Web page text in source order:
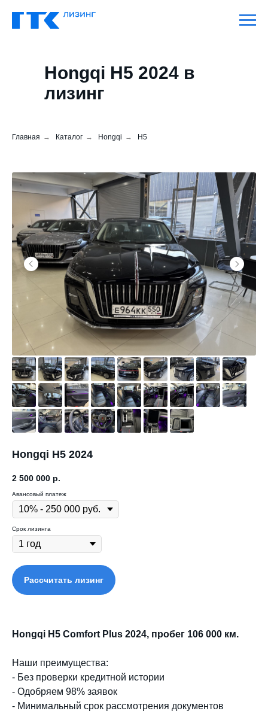
Hongqi H5 2024 в
лизинг
Главная → Каталог → Hongqi → H5
Hongqi H5 2024
2 500 000 р.
Авансовый платеж
Срок лизинга
Рассчитать лизинг
Hongqi H5 Comfort Plus 2024, пробег 106 000 км.
Наши преимущества:
- Без проверки кредитной истории
- Одобряем 98% заявок
- Минимальный срок рассмотрения документов